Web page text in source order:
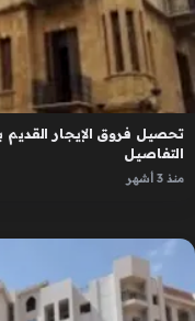
تحصيل فروق الإيجار
التفاصيل
منذ 3 أشهر